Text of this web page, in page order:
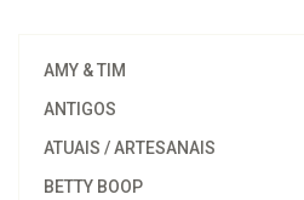
AMY & TIM
ANTIGOS
ATUAIS / ARTESANAIS
BETTY BOOP